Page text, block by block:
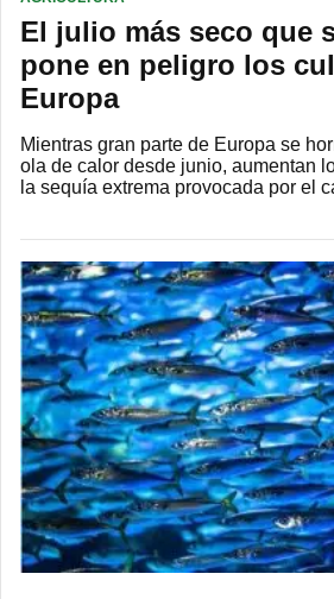
El julio más seco que
pone en peligro los
Europa
Mientras gran parte de Europa se
ola de calor desde junio, aumentan
la sequía extrema provocada por el